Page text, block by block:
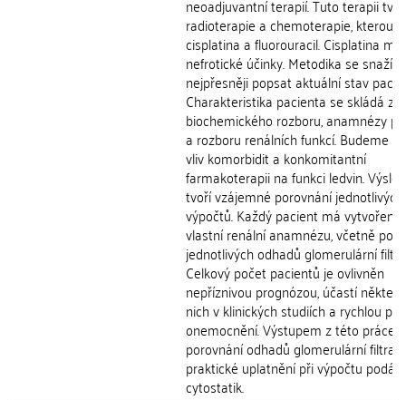
neoadjuvantní terapií. Tuto terapii
radioterapie a chemoterapie, kterou
cisplatina a fluorouracil. Cisplatina má
nefrotické účinky. Metodika se snaží
nejpřesněji popsat aktuální stav
Charakteristika pacienta se skládá z
biochemického rozboru, anamnézy
a rozboru renálních funkcí. Budeme
vliv komorbidit a konkomitantní
farmakoterapii na funkci ledvin.
tvoří vzájemné porovnání jednotlivých
výpočtů. Každý pacient má
vlastní renální anamnézu, včetně
jednotlivých odhadů glomerulární
Celkový počet pacientů je ovlivněn
nepříznivou prognózou, účastí
nich v klinických studiích a rychlou
onemocnění. Výstupem z této práce
porovnání odhadů glomerulární
praktické uplatnění při výpočtu
cytostatik.